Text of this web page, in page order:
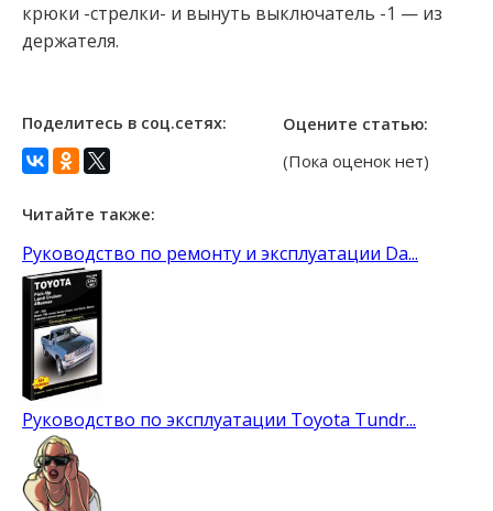
крюки -стрелки- и вынуть выключатель -1 — из
держателя.
Поделитесь в соц.сетях: Оцените статью:
(Пока оценок нет)
Читайте также:
Руководство по ремонту и эксплуатации Da...
Руководство по эксплуатации Toyota Tundr...